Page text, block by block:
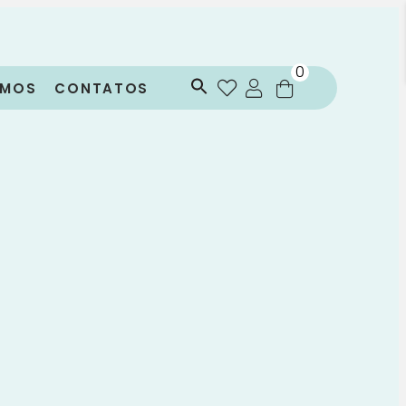
CONTATOS
0